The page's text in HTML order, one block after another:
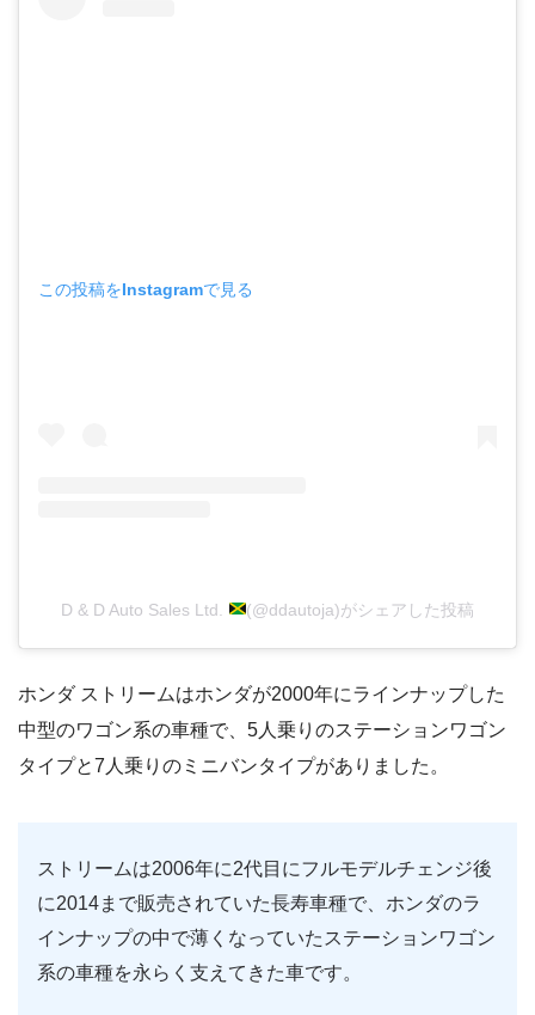
この投稿をInstagramで見る
D & D Auto Sales Ltd. (@ddautoja)がシェアした投稿
ホンダ ストリームはホンダが2000年にラインナップした
中型のワゴン系の車種で、5人乗りのステーションワゴン
タイプと7人乗りのミニバンタイプがありました。
ストリームは2006年に2代目にフルモデルチェンジ後
に2014まで販売されていた長寿車種で、ホンダのラ
インナップの中で薄くなっていたステーションワゴン
系の車種を永らく支えてきた車です。